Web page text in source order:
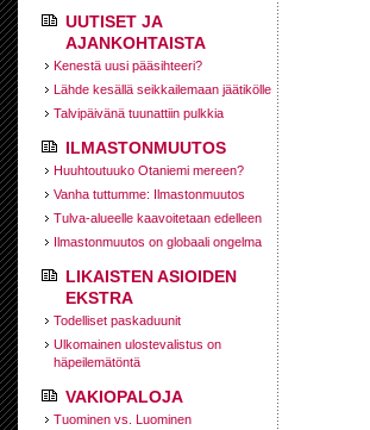
UUTISET JA
AJANKOHTAISTA
Kenestä uusi pääsihteeri?
Lähde kesällä seikkailemaan jäätikölle
Talvipäivänä tuunattiin pulkkia
ILMASTONMUUTOS
Huuhtoutuuko Otaniemi mereen?
Vanha tuttumme: Ilmastonmuutos
Tulva-alueelle kaavoitetaan edelleen
Ilmastonmuutos on globaali ongelma
LIKAISTEN ASIOIDEN
EKSTRA
Todelliset paskaduunit
Ulkomainen ulostevalistus on
häpeilemätöntä
VAKIOPALOJA
Tuominen vs. Luominen